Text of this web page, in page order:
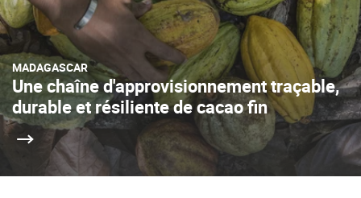
MADAGASCAR
Une chaîne d'approvisionnement traçable,
durable et résiliente de cacao fin